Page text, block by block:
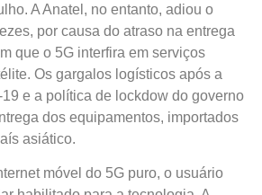
A Anatel, no entanto, adiou o
por causa do atraso na entrega
que o 5G interfira em serviços
Os gargalos logísticos após a
e a política de lockdow do governo
dos equipamentos, importados
asiático.
móvel do 5G puro, o usuário